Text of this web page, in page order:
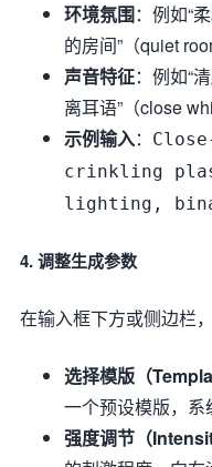
环境氛围：例如“
的房间”（quiet
声音特征：例如“
离耳语”（close
示例输入：
crinkling
lighting,
4. 调整生成参数
在输入框下方或侧边栏
选择模版（
一个预设模版，系
强度调节（